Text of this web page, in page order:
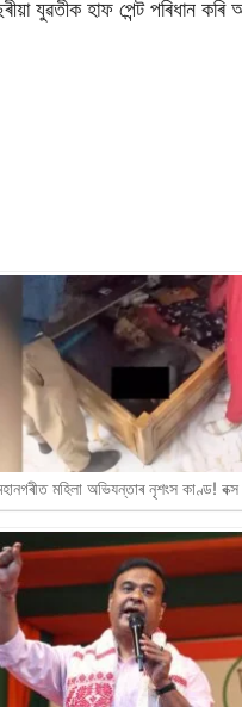
যুৱতীক হাফ পেন্ট পৰিধান কৰি
মহিলা অভিযন্তাৰ নৃশংস কাণ্ড!